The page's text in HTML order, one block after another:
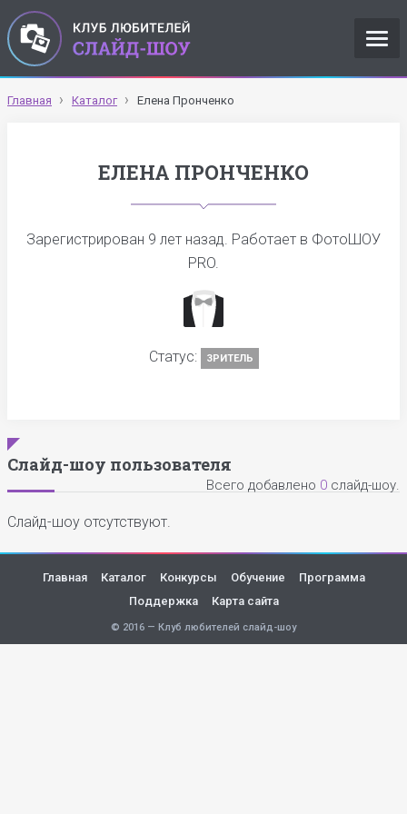
Главная Каталог Елена Пронченко
ЕЛЕНА ПРОНЧЕНКО
Зарегистрирован 9 лет назад. Работает в ФотоШОУ
PRO.
Статус: ЗРИТЕЛЬ
Слайд-шоу пользователя
Всего добавлено 0 слайд-шоу.
Слайд-шоу отсутствуют.
Главная Каталог Конкурсы Обучение
Программа
Поддержка
Карта сайта
© 2016 — Клуб любителей слайд-шоу